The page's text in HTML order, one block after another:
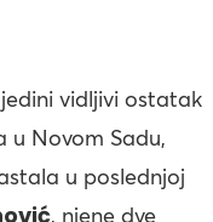
vidljivi ostatak
u Novom Sadu,
u poslednjoj
, njene dve